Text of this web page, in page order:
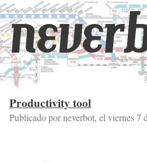
Productivity tool
Publicado por neverbot, el viernes 7